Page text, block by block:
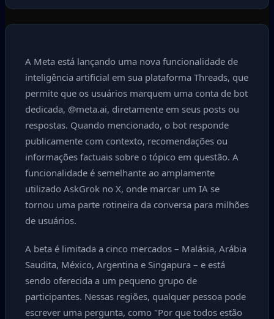
A Meta está lançando uma nova funcionalidade de
inteligência artificial em sua plataforma Threads, que
permite que os usuários marquem uma conta de bot
dedicada, @meta.ai, diretamente em seus posts ou
respostas. Quando mencionado, o bot responde
publicamente com contexto, recomendações ou
informações factuais sobre o tópico em questão. A
funcionalidade é semelhante ao amplamente
utilizado AskGrok no X, onde marcar um IA se
tornou uma parte rotineira da conversa para milhões
de usuários.
A beta é limitada a cinco mercados – Malásia, Arábia
Saudita, México, Argentina e Singapura – e está
sendo oferecida a um pequeno grupo de
participantes. Nessas regiões, qualquer pessoa pode
escrever uma pergunta, como "Por que todos estão